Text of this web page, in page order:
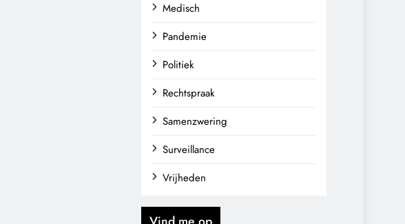
Medisch
Pandemie
Politiek
Rechtspraak
Samenzwering
Surveillance
Vrijheden